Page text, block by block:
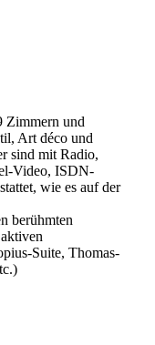
Zimmern und
Art déco und
sind mit Radio,
Video, ISDN-
wie es auf der
berühmten
Suite, Thomas-